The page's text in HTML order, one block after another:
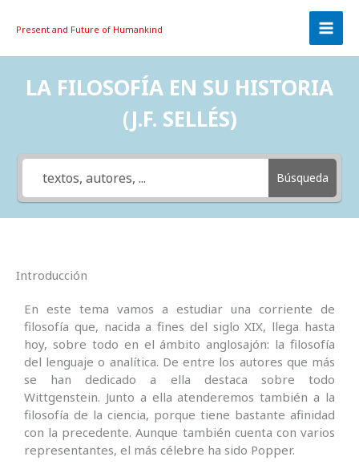
Present and Future of Humankind
LA FILOSOFÍA EN SU HISTORIA
(J.F. SELLÉS)
Búsqueda
Introducción
En este tema vamos a estudiar una corriente de
filosofía que, nacida a fines del siglo XIX, llega hasta
hoy, sobre todo en el ámbito anglosajón: la filosofía
del lenguaje o analítica. De entre los autores que más
se han dedicado a ella destaca sobre todo
Wittgenstein. Junto a ella atenderemos también a la
filosofía de la ciencia, porque tiene bastante afinidad
con la precedente. Aunque también cuenta con varios
representantes, el más célebre ha sido Popper.